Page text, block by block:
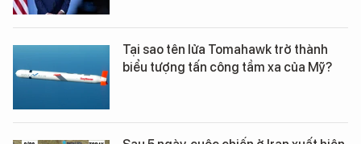
Tại sao tên lửa Tomahawk trở thành
biểu tượng tấn công tầm xa của Mỹ?